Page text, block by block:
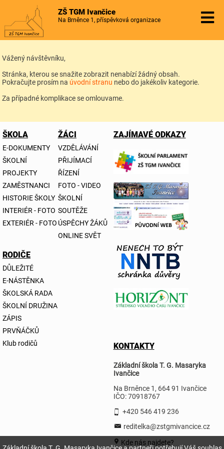
ZŠ TGM Ivančice
Na Brněnce 1, příspěvková organizace
Vážený návštěvníku,
Stránka, kterou se snažite zobrazit nenabízí žádný obsah.
Pokračujte prosím na úvodní stranu nebo do jakékoliv kategorie.
Za případné komplikace se omlouvame.
ŠKOLA
E-DOKUMENTY
ŠKOLNÍ
PROJEKTY
ZAMĚSTNANCI
HISTORIE ŠKOLY
INTERIÉR - FOTO
EXTERIÉR - FOTO
ŽÁCI
VZDĚLÁVÁNÍ
PŘIJÍMACÍ
ŘÍZENÍ
FOTO - VIDEO
ŠKOLNÍ
SOUTĚŽE
ÚSPĚCHY ŽÁKŮ
ONLINE SVĚT
RODIČE
DŮLEŽITÉ
E-NÁSTĚNKA
ŠKOLSKÁ RADA
ŠKOLNÍ DRUŽINA
ZÁPIS
PRVŇÁČKŮ
Klub rodičů
ZAJÍMAVÉ ODKAZY
KONTAKTY
Základní škola T. G. Masaryka
Ivančice
Na Brněnce 1, 664 91 Ivančice
IČO: 70918767
+420 546 419 236
reditelka@zstgmivancice.cz
Kde nás najdete?